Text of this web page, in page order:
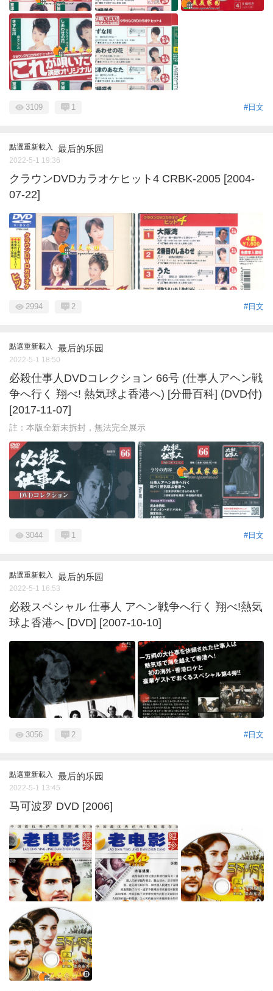
#日文
3109 1
點選重新載入 最后的乐园
2022-5-1 19:36
クラウンDVDカラオケヒット4 CRBK-2005 [2004-
07-22]
#日文
2994 2
點選重新載入 最后的乐园
2022-5-1 18:50
必殺仕事人DVDコレクション 66号 (仕事人アヘン戦
争へ行く 翔べ! 熱気球よ香港へ) [分冊百科] (DVD付)
[2017-11-07]
註：本版全新未拆封，無法完全展示
#日文
3044 1
點選重新載入 最后的乐园
2022-5-1 16:53
必殺スペシャル 仕事人 アヘン戦争へ行く 翔べ!熱気
球よ香港へ [DVD] [2007-10-10]
#日文
3056 2
點選重新載入 最后的乐园
2022-5-1 13:45
马可波罗 DVD [2006]